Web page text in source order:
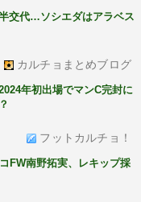
交代…ソシエダはアラベス
カルチョまとめブログ
年初出場でマンC完封に
フットカルチョ！
FW南野拓実、レキップ採